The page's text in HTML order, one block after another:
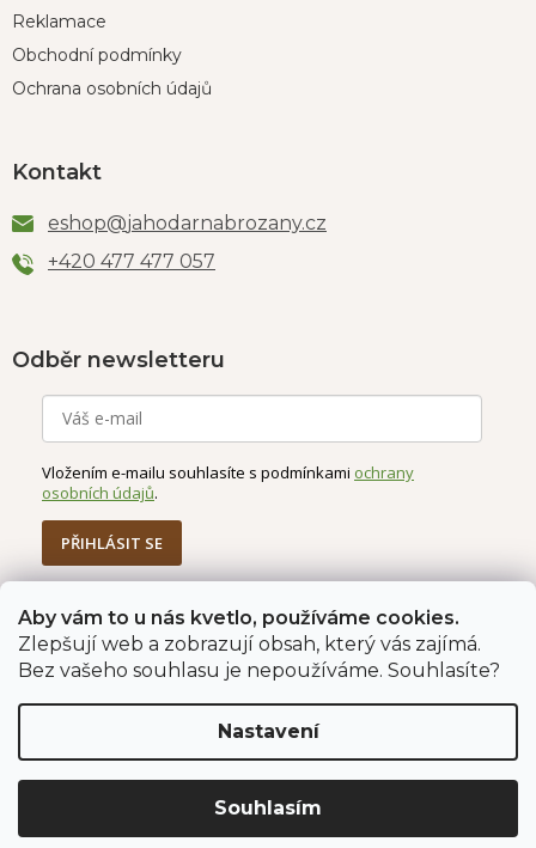
Aby vám to u nás kvetlo, používáme cookies.
Zlepšují web a zobrazují obsah, který vás zajímá.
Bez vašeho souhlasu je nepoužíváme. Souhlasíte?
Nastavení
Souhlasím
Reklamace
Obchodní podmínky
Ochrana osobních údajů
Kontakt
eshop@jahodarnabrozany.cz
+420 477 477 057
Odběr newsletteru
Vložením e-mailu souhlasíte s podmínkami ochrany
osobních údajů.
PŘIHLÁSIT SE
Jahodárna Brozany Obchodní podmínky
Podmínky ochrany údajů
Vytvořil Shoptet Premium
Jahodárna Brozany nad Ohří s.r.o.